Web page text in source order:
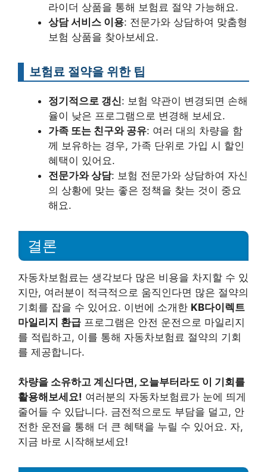
라이더 상품을 통해 보험료 절약 가능해요.
상담 서비스 이용: 전문가와 상담하여 맞춤형
보험 상품을 찾아보세요.
보험료 절약을 위한 팁
정기적으로 갱신: 보험 약관이 변경되면 손해
율이 낮은 프로그램으로 변경해 보세요.
가족 또는 친구와 공유: 여러 대의 차량을 함
께 보유하는 경우, 가족 단위로 가입 시 할인
혜택이 있어요.
전문가와 상담: 보험 전문가와 상담하여 자신
의 상황에 맞는 좋은 정책을 찾는 것이 중요
해요.
결론
자동차보험료는 생각보다 많은 비용을 차지할 수 있
지만, 여러분이 적극적으로 움직인다면 많은 절약의
기회를 잡을 수 있어요. 이번에 소개한 KB다이렉트
마일리지 환급 프로그램은 안전 운전으로 마일리지
를 적립하고, 이를 통해 자동차보험료 절약의 기회
를 제공합니다.
차량을 소유하고 계신다면, 오늘부터라도 이 기회를
활용해보세요! 여러분의 자동차보험료가 눈에 띄게
줄어들 수 있답니다. 금전적으로도 부담을 덜고, 안
전한 운전을 통해 더 큰 혜택을 누릴 수 있어요. 자,
지금 바로 시작해보세요!